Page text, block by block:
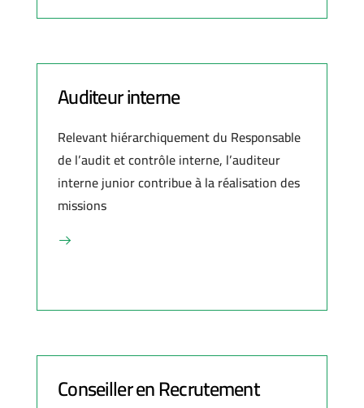
Auditeur interne
Relevant hiérarchiquement du Responsable
de l’audit et contrôle interne, l’auditeur
interne junior contribue à la réalisation des
missions
Conseiller en Recrutement